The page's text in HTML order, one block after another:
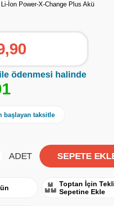
İon Power-X-Change Plus Akü
ödenmesi halinde
1
başlayan taksitle
ADET
Toptan İçin
Sepetine Ekle